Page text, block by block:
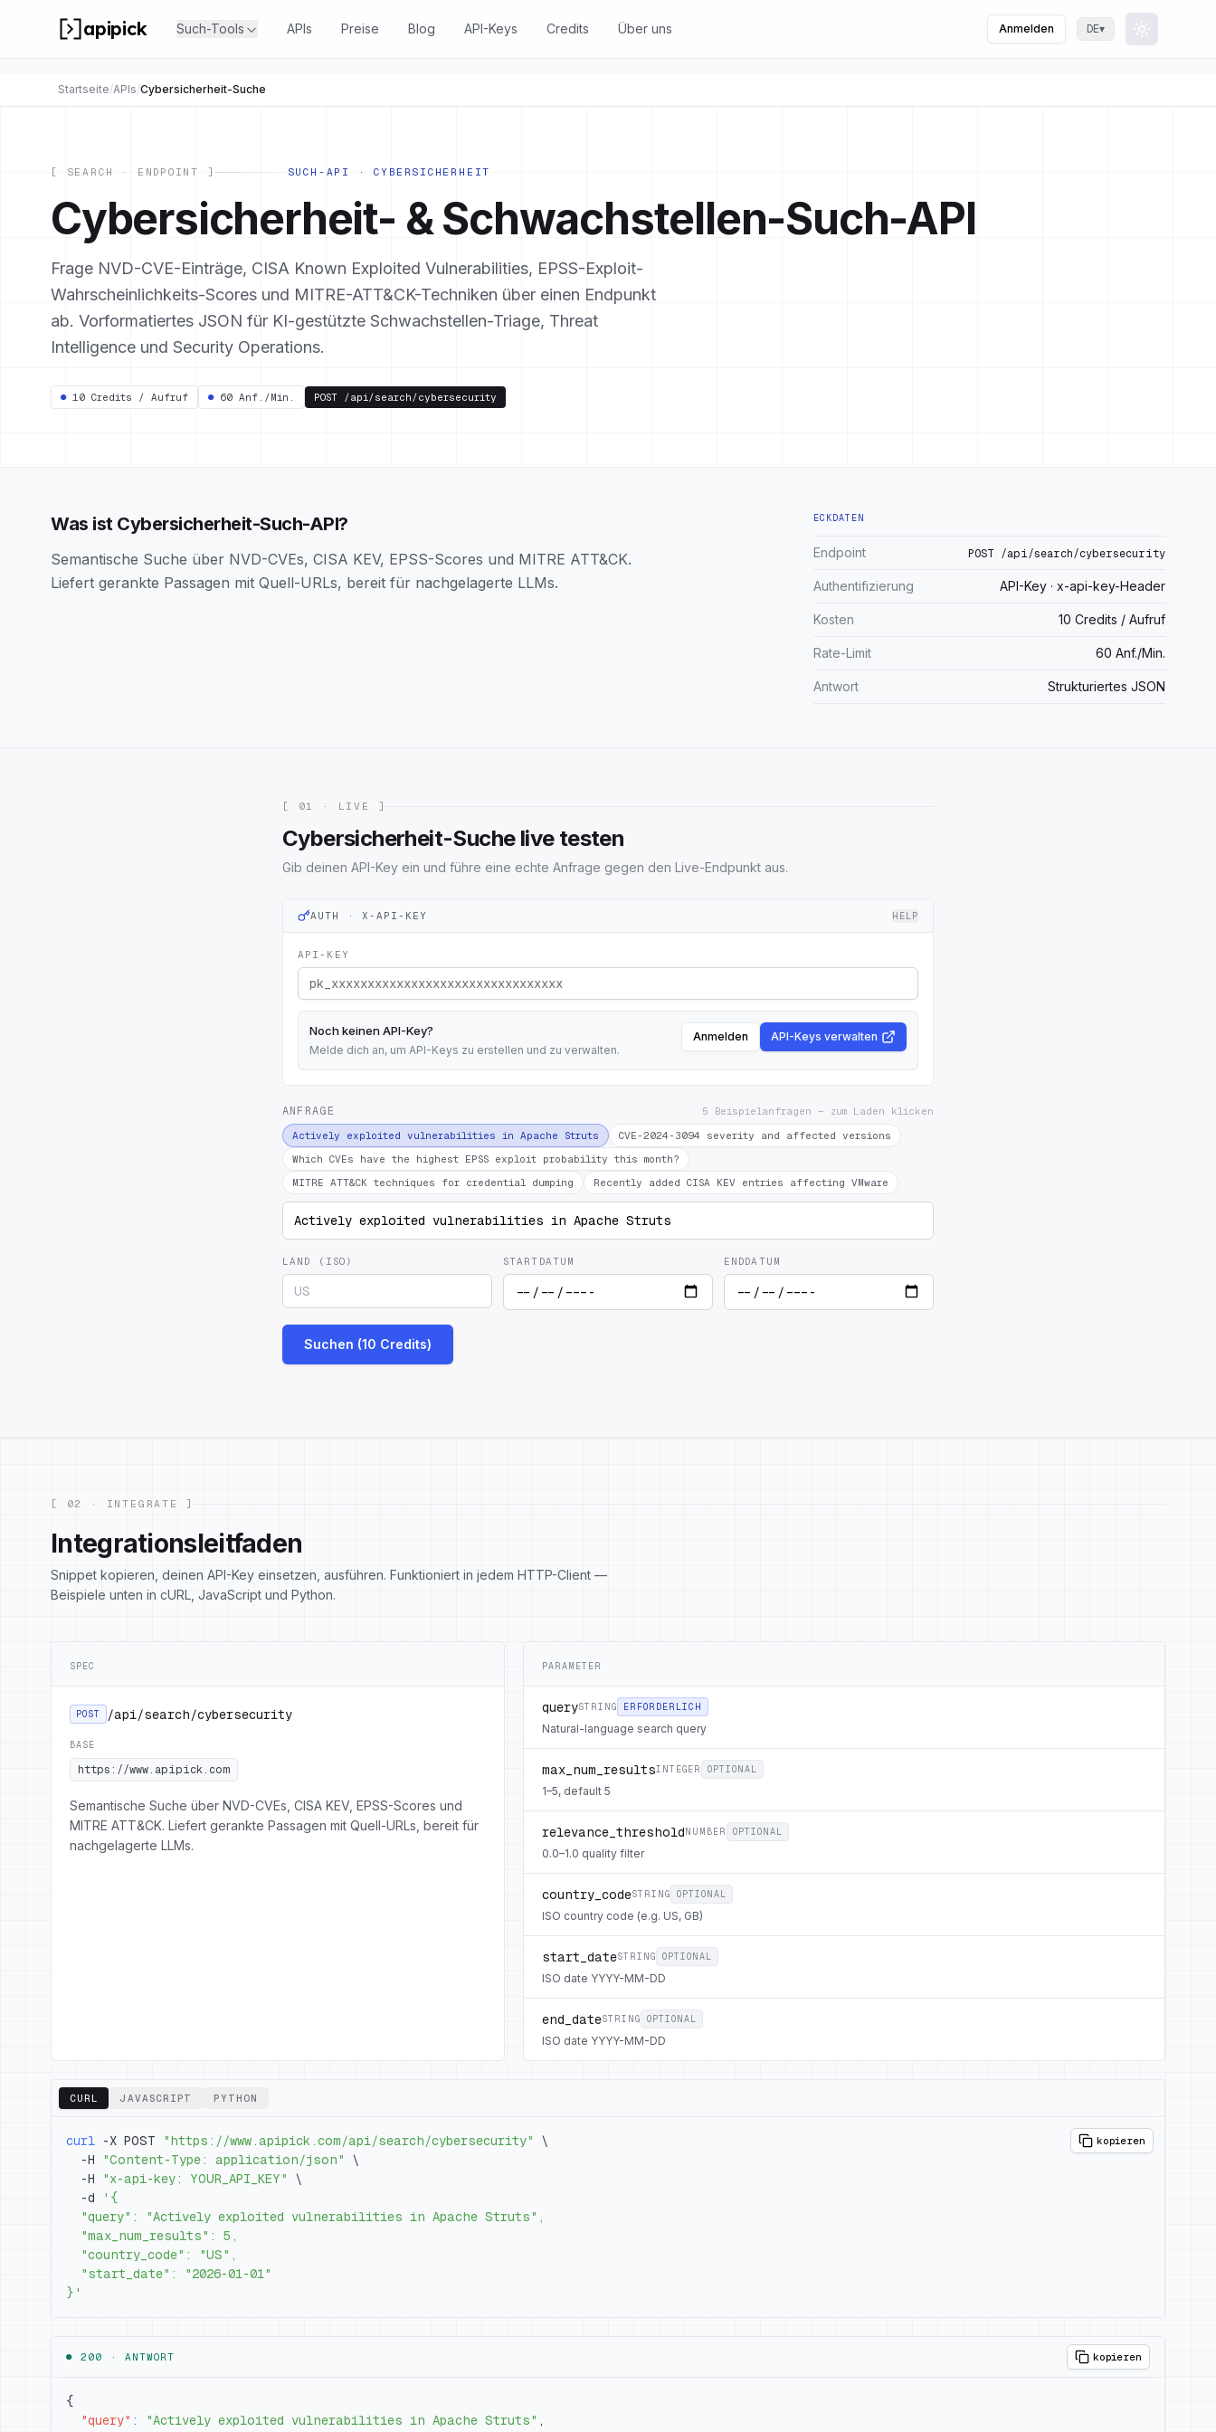
apipick Such-Tools APIs Preise Blog API-Keys Credits Über uns Anmelden DE▾
Toggle
Startseite/APIs/Cybersicherheit-Suche
[ SEARCH · ENDPOINT ] SUCH-API · CYBERSICHERHEIT
Cybersicherheit- & Schwachstellen-Such-API
Frage NVD-CVE-Einträge, CISA Known Exploited Vulnerabilities, EPSS-Exploit-
Wahrscheinlichkeits-Scores und MITRE-ATT&CK-Techniken über einen Endpunkt
ab. Vorformatiertes JSON für KI-gestützte Schwachstellen-Triage, Threat
Intelligence und Security Operations.
● 10 Credits / Aufruf ● 60 Anf./Min. POST /api/search/cybersecurity
Was ist Cybersicherheit-Such-API?
Semantische Suche über NVD-CVEs, CISA KEV, EPSS-Scores und MITRE ATT&CK.
Liefert gerankte Passagen mit Quell-URLs, bereit für nachgelagerte LLMs.
ECKDATEN
Endpoint POST /api/search/cybersecurity
Authentifizierung API-Key · x-api-key-Header
Kosten 10 Credits / Aufruf
Rate-Limit 60 Anf./Min.
Antwort Strukturiertes JSON
[ 01 · LIVE ]
Cybersicherheit-Suche live testen
Gib deinen API-Key ein und führe eine echte Anfrage gegen den Live-Endpunkt aus.
AUTH · X-API-KEY HELP
API-KEY
Noch keinen API-Key?
Melde dich an, um API-Keys zu erstellen und zu verwalten.
Anmelden API-Keys verwalten
ANFRAGE 5 Beispielanfragen — zum Laden klicken
Actively exploited vulnerabilities in Apache Struts CVE-2024-3094 severity and affected versions
Which CVEs have the highest EPSS exploit probability this month?
MITRE ATT&CK techniques for credential dumping Recently added CISA KEV entries affecting VMware
LAND (ISO) STARTDATUM ENDDATUM
Suchen (10 Credits)
[ 02 · INTEGRATE ]
Integrationsleitfaden
Snippet kopieren, deinen API-Key einsetzen, ausführen. Funktioniert in jedem HTTP-Client —
Beispiele unten in cURL, JavaScript und Python.
SPEC
POST /api/search/cybersecurity
BASE
https://www.apipick.com
Semantische Suche über NVD-CVEs, CISA KEV, EPSS-Scores und
MITRE ATT&CK. Liefert gerankte Passagen mit Quell-URLs, bereit für
nachgelagerte LLMs.
PARAMETER
querySTRING ERFORDERLICH
Natural-language search query
max_num_resultsINTEGER OPTIONAL
1–5, default 5
relevance_threshold NUMBER OPTIONAL
0.0–1.0 quality filter
country_codeSTRING OPTIONAL
ISO country code (e.g. US, GB)
start_dateSTRING OPTIONAL
ISO date YYYY-MM-DD
end_dateSTRING OPTIONAL
ISO date YYYY-MM-DD
CURL JAVASCRIPT PYTHON
kopieren
curl -X POST "https://www.apipick.com/api/search/cybersecurity"
\
  -H
"Content-Type: application/json"
\
  -H
"x-api-key: YOUR_API_KEY"
\
  -d
}'
● 200 · ANTWORT kopieren
{
"query" : "Actively exploited vulnerabilities in Apache Struts" ,